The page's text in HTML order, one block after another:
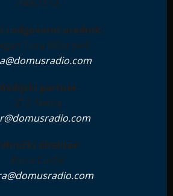
IN001612
i odgovorni urednik:
Toza Milanović
partner:
ZTZ Media
direktor:
Đura Ćurčić